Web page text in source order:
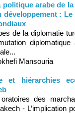
politique arabe de
:
de la diplomatie
Mansouria
et hiérarchies
des
- L’implication